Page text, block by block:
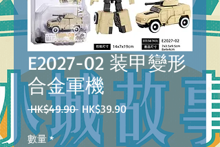
E2027-02 装甲變形
合金軍機
HK$49.90 一
般
價
HK$39.90促
價
數量 *